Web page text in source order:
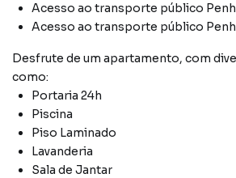
Acesso ao transporte público
Acesso ao transporte público
Desfrute de um apartamento, com
como:
Portaria 24h
Piscina
Piso Laminado
Lavanderia
Sala de Jantar